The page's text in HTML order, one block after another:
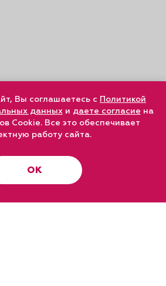
Вы соглашаетесь с Политикой
данныхи даете согласие на
Cookie. Все это обеспечивает
работу сайта.
ОК